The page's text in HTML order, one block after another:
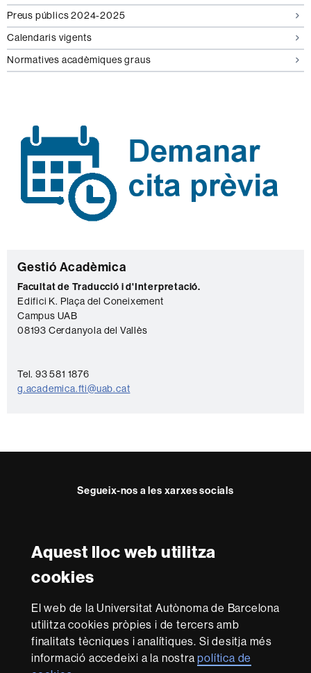
Aquest lloc web utilitza
cookies
El web de la Universitat Autònoma de Barcelona
utilitza cookies pròpies i de tercers amb
finalitats tècniques i analítiques. Si desitja més
informació accedeixi a la nostrapolítica de
Preus públics 2024-2025
Calendaris vigents
Normatives acadèmiques graus
C
o
n
t
c
t
Gestió Acadèmica
Facultat de Traducció i d'Interpretació.
Edifici K. Plaça del Coneixement
Campus UAB
08193 Cerdanyola del Vallès
Tel. 93 581 1876
g.academica.fti@uab.cat
Segueix-nos a les xarxes socials
Reconeixement internacional de l'excel·lència
in
Research
-
Euraxess
Amb el finançament de